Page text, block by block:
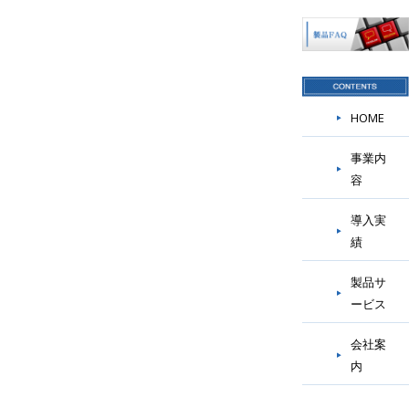
HOME
事業内
容
導入実
績
製品サ
ービス
会社案
内